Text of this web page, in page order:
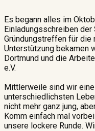
Es begann alles im
Einladungsschreiben
Gründungstreffen für die
Unterstützung bekamen
Dortmund und die
e.V.
Mittlerweile sind wir
unterschiedlichsten
nicht mehr ganz jung,
Komm einfach mal
unsere lockere Runde.